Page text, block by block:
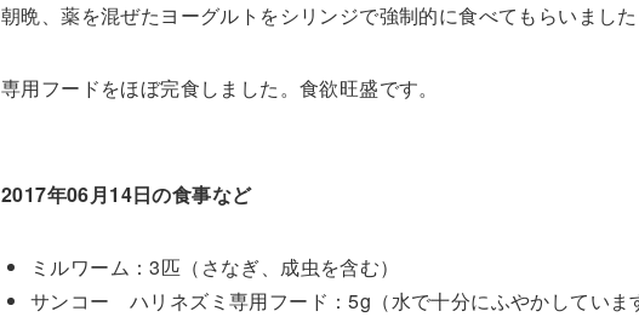
朝晩、薬を混ぜたヨーグルトをシリンジで強制的に食べてもらいまし
専用フードをほぼ完食しました。食欲旺盛です。
2017年06月14日の食事など
ミルワーム：3匹（さなぎ、成虫を含む）
サンコー ハリネズミ専用フード：5g（水で十分にふやかしていま